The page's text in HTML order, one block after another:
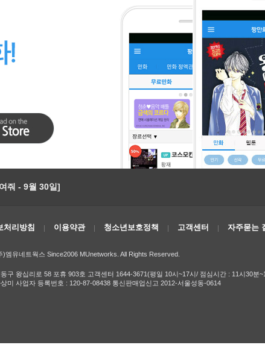
줘 - 9월 30일]
처리방침 이용약관 청소년보호정책 고객센터 자주묻는
)엠유네트웍스 Since2006 MUnetworks. All Rights Reserved.
구 왕십리로 58 포휴 903호 고객센터 1644-3671(평일 10시~17시/ 점심시간 : 11시30분
미 사업자 등록번호 : 120-87-08438 통신판매업신고 2012-서울성동-0614